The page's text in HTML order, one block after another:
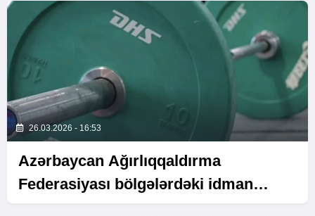
26.03.2026 - 16:53
Azərbaycan Ağırlıqqaldırma
Federasiyası bölgələrdəki idman